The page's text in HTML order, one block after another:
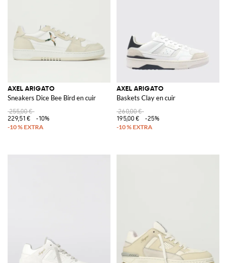
AXEL ARIGATO
Sneakers Dice Bee Bird en cuir
255,00 €
229,51 €
-10%
AXEL ARIGATO
Baskets Clay en cuir
260,00 €
195,00 €
-25%